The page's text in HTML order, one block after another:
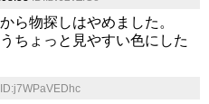
ら物探しはやめました。
ちょっと見やすい色にした
ID:j7WPaVEDhc